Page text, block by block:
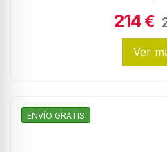
214€
Ver
ENVÍO GRATIS